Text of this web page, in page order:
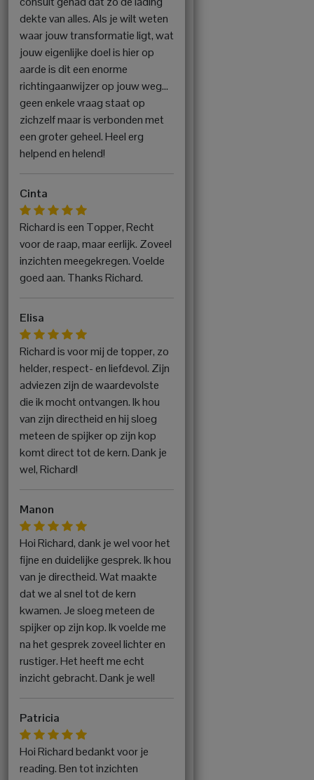
dekte van alles. Als je wilt weten
waar jouw transformatie ligt, wat
jouw eigenlijke doel is hier op
aarde is dit een enorme
richtingaanwijzer op jouw weg...
geen enkele vraag staat op
zichzelf maar is verbonden met
een groter geheel. Heel erg
helpend en helend!
Cinta
Richard is een Topper, Recht
voor de raap, maar eerlijk. Zoveel
inzichten meegekregen. Voelde
goed aan. Thanks Richard.
Elisa
Richard is voor mij de topper, zo
helder, respect- en liefdevol. Zijn
adviezen zijn de waardevolste
die ik mocht ontvangen. Ik hou
van zijn directheid en hij sloeg
meteen de spijker op zijn kop
komt direct tot de kern. Dank je
wel, Richard!
Manon
Hoi Richard, dank je wel voor het
fijne en duidelijke gesprek. Ik hou
van je directheid. Wat maakte
dat we al snel tot de kern
kwamen. Je sloeg meteen de
spijker op zijn kop. Ik voelde me
na het gesprek zoveel lichter en
rustiger. Het heeft me echt
inzicht gebracht. Dank je wel!
Patricia
Hoi Richard bedankt voor je
reading. Ben tot inzichten